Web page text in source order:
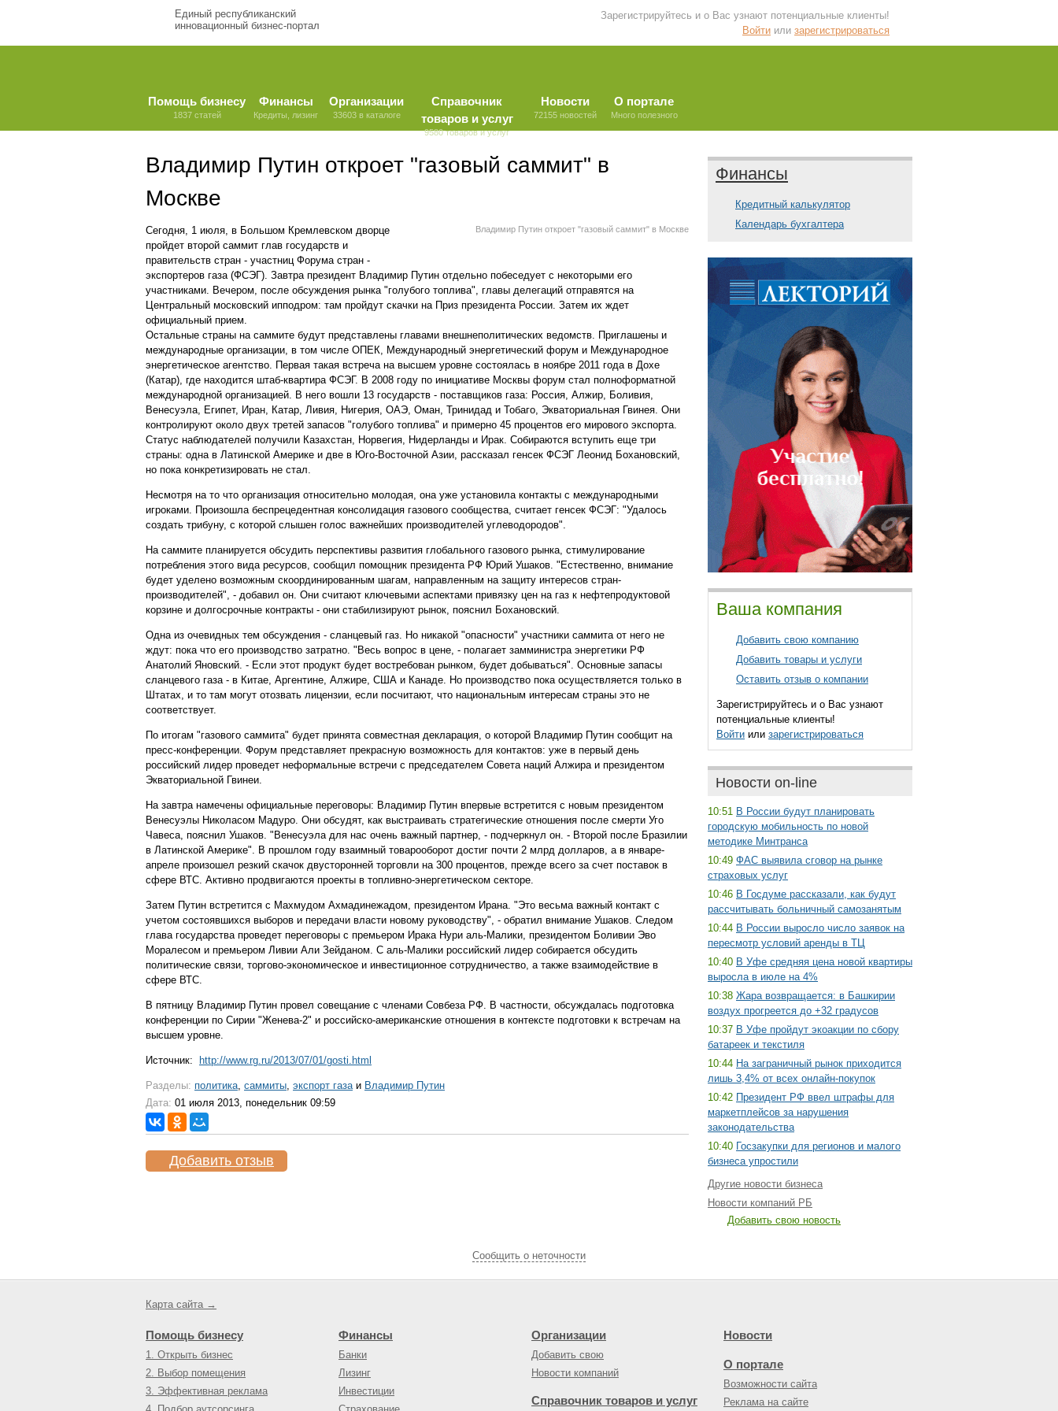
Единый республиканский
инновационный бизнес-портал
Зарегистрируйтесь и о Вас узнают потенциальные клиенты!
Войти или зарегистрироваться
Помощь бизнесу
1837 статей
Финансы
Кредиты, лизинг
Организации
33603 в каталоге
Справочник
товаров и услуг
9580 товаров и услуг
Новости
72155 новостей
О портале
Много полезного
Владимир Путин откроет "газовый саммит" в
Москве
Владимир Путин откроет "газовый саммит" в Москве
Сегодня, 1 июля, в Большом Кремлевском дворце
пройдет второй саммит глав государств и
правительств стран - участниц Форума стран -
экспортеров газа (ФСЭГ). Завтра президент Владимир Путин отдельно побеседует с некоторыми его
участниками. Вечером, после обсуждения рынка "голубого топлива", главы делегаций отправятся на
Центральный московский ипподром: там пройдут скачки на Приз президента России. Затем их ждет
официальный прием.
Остальные страны на саммите будут представлены главами внешнеполитических ведомств. Приглашены и
международные организации, в том числе ОПЕК, Международный энергетический форум и Международное
энергетическое агентство. Первая такая встреча на высшем уровне состоялась в ноябре 2011 года в Дохе
(Катар), где находится штаб-квартира ФСЭГ. В 2008 году по инициативе Москвы форум стал полноформатной
международной организацией. В него вошли 13 государств - поставщиков газа: Россия, Алжир, Боливия,
Венесуэла, Египет, Иран, Катар, Ливия, Нигерия, ОАЭ, Оман, Тринидад и Тобаго, Экваториальная Гвинея. Они
контролируют около двух третей запасов "голубого топлива" и примерно 45 процентов его мирового экспорта.
Статус наблюдателей получили Казахстан, Норвегия, Нидерланды и Ирак. Собираются вступить еще три
страны: одна в Латинской Америке и две в Юго-Восточной Азии, рассказал генсек ФСЭГ Леонид Бохановский,
но пока конкретизировать не стал.
Несмотря на то что организация относительно молодая, она уже установила контакты с международными
игроками. Произошла беспрецедентная консолидация газового сообщества, считает генсек ФСЭГ: "Удалось
создать трибуну, с которой слышен голос важнейших производителей углеводородов".
На саммите планируется обсудить перспективы развития глобального газового рынка, стимулирование
потребления этого вида ресурсов, сообщил помощник президента РФ Юрий Ушаков. "Естественно, внимание
будет уделено возможным скоординированным шагам, направленным на защиту интересов стран-
производителей", - добавил он. Они считают ключевыми аспектами привязку цен на газ к нефтепродуктовой
корзине и долгосрочные контракты - они стабилизируют рынок, пояснил Бохановский.
Одна из очевидных тем обсуждения - сланцевый газ. Но никакой "опасности" участники саммита от него не
ждут: пока что его производство затратно. "Весь вопрос в цене, - полагает замминистра энергетики РФ
Анатолий Яновский. - Если этот продукт будет востребован рынком, будет добываться". Основные запасы
сланцевого газа - в Китае, Аргентине, Алжире, США и Канаде. Но производство пока осуществляется только в
Штатах, и то там могут отозвать лицензии, если посчитают, что национальным интересам страны это не
соответствует.
По итогам "газового саммита" будет принята совместная декларация, о которой Владимир Путин сообщит на
пресс-конференции. Форум представляет прекрасную возможность для контактов: уже в первый день
российский лидер проведет неформальные встречи с председателем Совета наций Алжира и президентом
Экваториальной Гвинеи.
На завтра намечены официальные переговоры: Владимир Путин впервые встретится с новым президентом
Венесуэлы Николасом Мадуро. Они обсудят, как выстраивать стратегические отношения после смерти Уго
Чавеса, пояснил Ушаков. "Венесуэла для нас очень важный партнер, - подчеркнул он. - Второй после Бразилии
в Латинской Америке". В прошлом году взаимный товарооборот достиг почти 2 млрд долларов, а в январе-
апреле произошел резкий скачок двусторонней торговли на 300 процентов, прежде всего за счет поставок в
сфере ВТС. Активно продвигаются проекты в топливно-энергетическом секторе.
Затем Путин встретится с Махмудом Ахмадинежадом, президентом Ирана. "Это весьма важный контакт с
учетом состоявшихся выборов и передачи власти новому руководству", - обратил внимание Ушаков. Следом
глава государства проведет переговоры с премьером Ирака Нури аль-Малики, президентом Боливии Эво
Моралесом и премьером Ливии Али Зейданом. С аль-Малики российский лидер собирается обсудить
политические связи, торгово-экономическое и инвестиционное сотрудничество, а также взаимодействие в
сфере ВТС.
В пятницу Владимир Путин провел совещание с членами Совбеза РФ. В частности, обсуждалась подготовка
конференции по Сирии "Женева-2" и российско-американские отношения в контексте подготовки к встречам на
высшем уровне.
Источник: http://www.rg.ru/2013/07/01/gosti.html
Разделы: политика, саммиты, экспорт газаи Владимир Путин
Дата: 01 июля 2013, понедельник 09:59
Добавить отзыв
Финансы
Кредитный калькулятор
Календарь бухгалтера
Ваша компания
Добавить свою компанию
Добавить товары и услуги
Оставить отзыв о компании
Зарегистрируйтесь и о Вас узнают
потенциальные клиенты!
Войти или зарегистрироваться
Новости on-line
10:51 В России будут планировать
городскую мобильность по новой
методике Минтранса
10:49 ФАС выявила сговор на рынке
страховых услуг
10:46 В Госдуме рассказали, как будут
рассчитывать больничный самозанятым
10:44 В России выросло число заявок на
пересмотр условий аренды в ТЦ
10:40 В Уфе средняя цена новой квартиры
выросла в июле на 4%
10:38 Жара возвращается: в Башкирии
воздух прогреется до +32 градусов
10:37 В Уфе пройдут экоакции по сбору
батареек и текстиля
10:44 На заграничный рынок приходится
лишь 3,4% от всех онлайн-покупок
10:42 Президент РФ ввел штрафы для
маркетплейсов за нарушения
законодательства
10:40 Госзакупки для регионов и малого
бизнеса упростили
Другие новости бизнеса
Новости компаний РБ
Добавить свою новость
Cообщить о неточности
Карта сайта →
Помощь бизнесу
1. Открыть бизнес
2. Выбор помещения
3. Эффективная реклама
Финансы
Банки
Лизинг
Инвестиции
Организации
Добавить свою
Новости компаний
Справочник товаров и услуг
Новости
О портале
Возможности сайта
Реклама на сайте